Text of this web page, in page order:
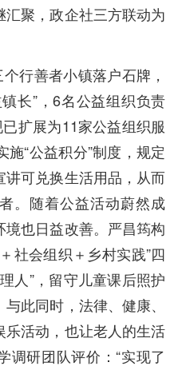
聚，政企社三方联动为
行善者小镇落户石牌，
长”，6名公益组织负责
扩展为11家公益组织服
“公益积分”制度，规定
可兑换生活用品，从而
。随着公益活动蔚然成
也日益改善。严昌筠构
社会组织＋乡村实践”四
人”，留守儿童课后照护
此同时，法律、健康、
活动，也让老人的生活
调研团队评价：“实现了